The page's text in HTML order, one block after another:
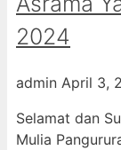
2024
admin April 3,
Selamat dan
Mulia